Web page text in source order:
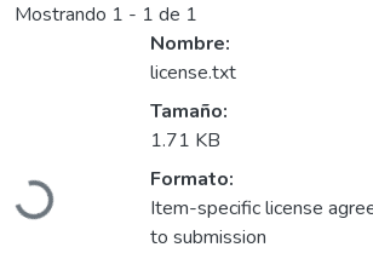
Mostrando 1 - 1 de 1
Cargando...
Nombre:
license.txt
Tamaño:
1.71 KB
Formato:
Item-specific license
to submission